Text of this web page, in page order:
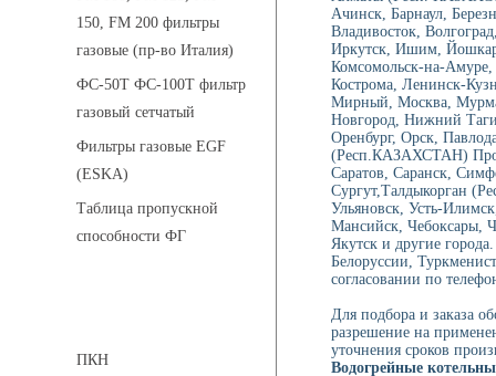
150, FM 200 фильтры
газовые (пр-во Италия)
ФС-50Т ФС-100Т фильтр
газовый сетчатый
Фильтры газовые EGF
(ESKA)
Таблица пропускной
способности ФГ
ПКН
Ачинск, Барнаул,
Владивосток,
Иркутск, Ишим,
Комсомольск-на-
Кострома, Ленинск-
Мирный, Москва,
Новгород, Нижний
Оренбург, Орск,
(Респ.КАЗАХСТАН)
Саратов, Саранск,
Сургут,Талдыкорган
Ульяновск, Усть-
Мансийск, Чебоксары,
Якутск и другие
Белоруссии,
согласовании по
Для подбора и заказа
разрешение на
уточнения сроков
Водогрейные